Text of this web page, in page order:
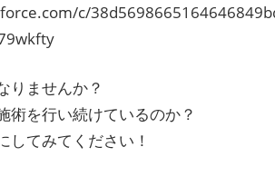
c/
りませんか？
術を行い続けているのか？
してみてください！